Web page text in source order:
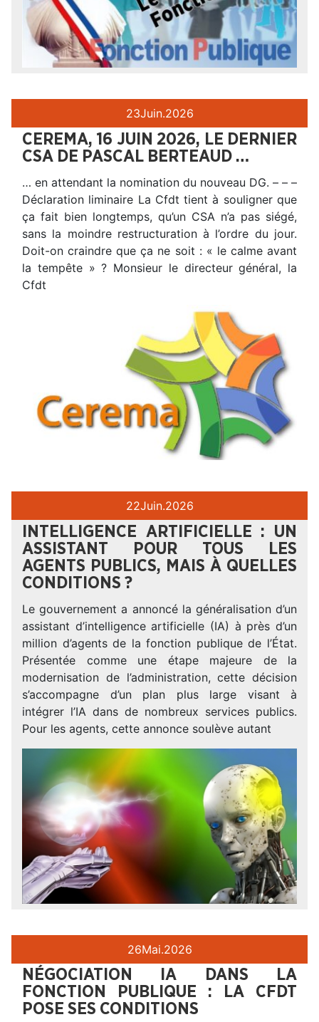
23Juin.2026
CEREMA, 16 JUIN 2026, LE DERNIER
CSA DE PASCAL BERTEAUD …
… en attendant la nomination du nouveau DG. – – –
Déclaration liminaire La Cfdt tient à souligner que
ça fait bien longtemps, qu’un CSA n’a pas siégé,
sans la moindre restructuration à l’ordre du jour.
Doit-on craindre que ça ne soit : « le calme avant
la tempête » ? Monsieur le directeur général, la
Cfdt
22Juin.2026
INTELLIGENCE ARTIFICIELLE : UN
ASSISTANT POUR TOUS LES
AGENTS PUBLICS, MAIS À QUELLES
CONDITIONS ?
Le gouvernement a annoncé la généralisation d’un
assistant d’intelligence artificielle (IA) à près d’un
million d’agents de la fonction publique de l’État.
Présentée comme une étape majeure de la
modernisation de l’administration, cette décision
s’accompagne d’un plan plus large visant à
intégrer l’IA dans de nombreux services publics.
Pour les agents, cette annonce soulève autant
26Mai.2026
NÉGOCIATION IA DANS LA
FONCTION PUBLIQUE : LA CFDT
POSE SES CONDITIONS